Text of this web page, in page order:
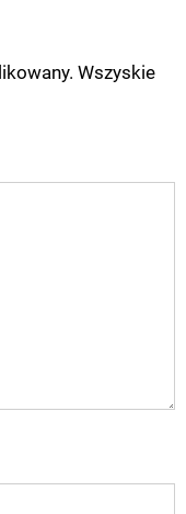
Wszyskie